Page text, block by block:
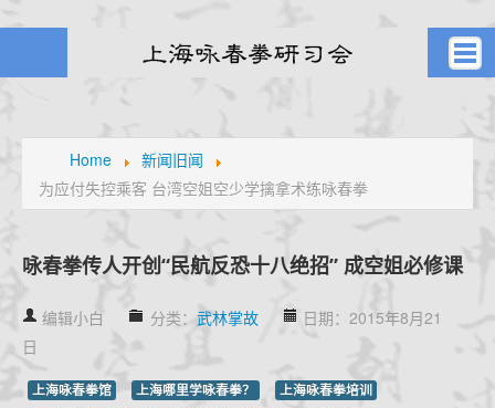
武者之风
课堂剪影
元生堂记
武林掌故
高手点拨
Home
新闻旧闻
为应付失控乘客 台湾空姐空少学擒拿术练咏春拳
咏春拳传人开创“民航反恐十八绝招” 成空姐必修课
编辑小白 分类： 武林掌故
日期：2015年8月21
日
上海咏春拳馆 上海哪里学咏春拳？
上海咏春拳培训